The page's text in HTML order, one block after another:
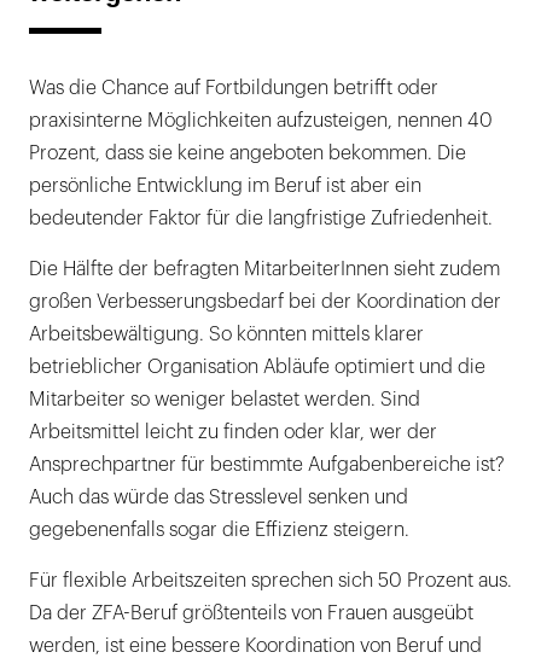
Was die Chance auf Fortbildungen betrifft oder
praxisinterne Möglichkeiten aufzusteigen, nennen 40
Prozent, dass sie keine angeboten bekommen. Die
persönliche Entwicklung im Beruf ist aber ein
bedeutender Faktor für die langfristige Zufriedenheit.
Die Hälfte der befragten MitarbeiterInnen sieht zudem
großen Verbesserungsbedarf bei der Koordination der
Arbeitsbewältigung. So könnten mittels klarer
betrieblicher Organisation Abläufe optimiert und die
Mitarbeiter so weniger belastet werden. Sind
Arbeitsmittel leicht zu finden oder klar, wer der
Ansprechpartner für bestimmte Aufgabenbereiche ist?
Auch das würde das Stresslevel senken und
gegebenenfalls sogar die Effizienz steigern.
Für flexible Arbeitszeiten sprechen sich 50 Prozent aus.
Da der ZFA-Beruf größtenteils von Frauen ausgeübt
werden, ist eine bessere Koordination von Beruf und